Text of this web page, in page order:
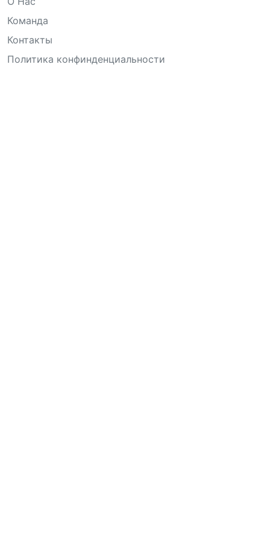
Команда
Контакты
Политика конфинденциальности